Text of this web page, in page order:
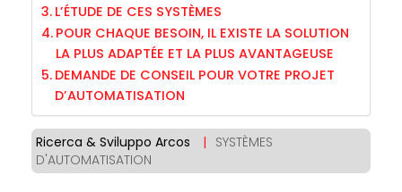
L’ÉTUDE DE CES SYSTÈMES
POUR CHAQUE BESOIN, IL EXISTE LA SOLUTION
LA PLUS ADAPTÉE ET LA PLUS AVANTAGEUSE
DEMANDE DE CONSEIL POUR VOTRE PROJET
D’AUTOMATISATION
Ricerca & Sviluppo Arcos | SYSTÈMES
D'AUTOMATISATION